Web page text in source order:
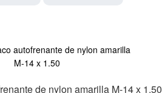
de nylon amarilla M-14 x 1.50